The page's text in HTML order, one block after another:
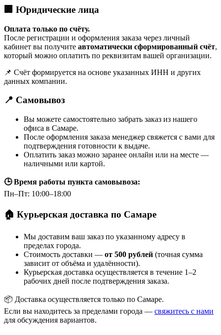
🏢 Юридические лица
Оплата только по счёту.
После регистрации и оформления заказа через личный
кабинет вы получите автоматически сформированный счёт,
который можно оплатить по реквизитам вашей организации.
📌 Счёт формируется на основе указанных ИНН и других
данных компании.
📍 Самовывоз
Вы можете самостоятельно забрать заказ из нашего
офиса в Самаре.
После оформления заказа менеджер свяжется с вами для
подтверждения готовности к выдаче.
Оплатить заказ можно заранее онлайн или на месте —
наличными или картой.
🕒 Время работы пункта самовывоза:
Пн–Пт: 10:00–18:00
🏠 Курьерская доставка по Самаре
Мы доставим ваш заказ по указанному адресу в
пределах города.
Стоимость доставки — от 500 рублей (точная сумма
зависит от объёма и удалённости).
Курьерская доставка осуществляется в течение 1–2
рабочих дней после подтверждения заказа.
📦 Доставка осуществляется только по Самаре.
Если вы находитесь за пределами города — свяжитесь с нами
для обсуждения вариантов.